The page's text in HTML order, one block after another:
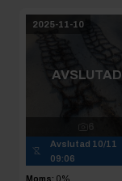
2025-11-10
AVSLUTAD
Avslutad 10/11
09:06
Moms: 0%